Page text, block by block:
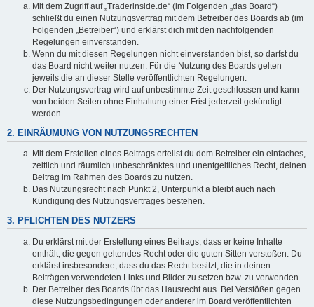
Mit dem Zugriff auf „Traderinside.de“ (im Folgenden „das Board“)
schließt du einen Nutzungsvertrag mit dem Betreiber des Boards ab (im
Folgenden „Betreiber“) und erklärst dich mit den nachfolgenden
Regelungen einverstanden.
Wenn du mit diesen Regelungen nicht einverstanden bist, so darfst du
das Board nicht weiter nutzen. Für die Nutzung des Boards gelten
jeweils die an dieser Stelle veröffentlichten Regelungen.
Der Nutzungsvertrag wird auf unbestimmte Zeit geschlossen und kann
von beiden Seiten ohne Einhaltung einer Frist jederzeit gekündigt
werden.
2. EINRÄUMUNG VON NUTZUNGSRECHTEN
Mit dem Erstellen eines Beitrags erteilst du dem Betreiber ein einfaches,
zeitlich und räumlich unbeschränktes und unentgeltliches Recht, deinen
Beitrag im Rahmen des Boards zu nutzen.
Das Nutzungsrecht nach Punkt 2, Unterpunkt a bleibt auch nach
Kündigung des Nutzungsvertrages bestehen.
3. PFLICHTEN DES NUTZERS
Du erklärst mit der Erstellung eines Beitrags, dass er keine Inhalte
enthält, die gegen geltendes Recht oder die guten Sitten verstoßen. Du
erklärst insbesondere, dass du das Recht besitzt, die in deinen
Beiträgen verwendeten Links und Bilder zu setzen bzw. zu verwenden.
Der Betreiber des Boards übt das Hausrecht aus. Bei Verstößen gegen
diese Nutzungsbedingungen oder anderer im Board veröffentlichten